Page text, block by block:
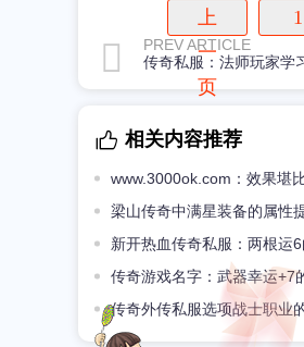
上
一
页
1
PREV ARTICLE
传奇私服：法师玩家学
相关内容推荐
www.3000ok.com：效果堪
强化版的神技狮子吼
梁山传奇中满星装备的属性
新开热血传奇私服：两根运
项链光芒那根50%运6的真假难
传奇游戏名字：武器幸运+7
老玩家只认可第一个阶段
传奇外传私服选项战士职业